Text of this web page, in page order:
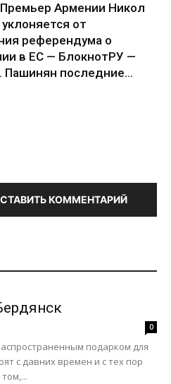
Премьер Армении Никол
от
референдума о
в ЕС — БлокнотРУ —
Пашинян последние...
КОММЕНТАРИЙ
0
подарком для
с давних времен и с тех пор